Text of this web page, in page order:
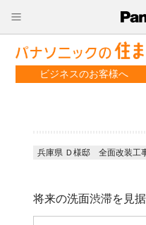
ビジネスのお客様へ
兵庫県 Ｄ様邸 全面改装工
将来の洗面渋滞を見